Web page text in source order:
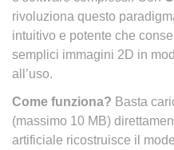
rivoluziona questo
intuitivo e potente che
semplici immagini 2D in
all’uso.
Come funziona? Basta
(massimo 10 MB)
artificiale ricostruisce il